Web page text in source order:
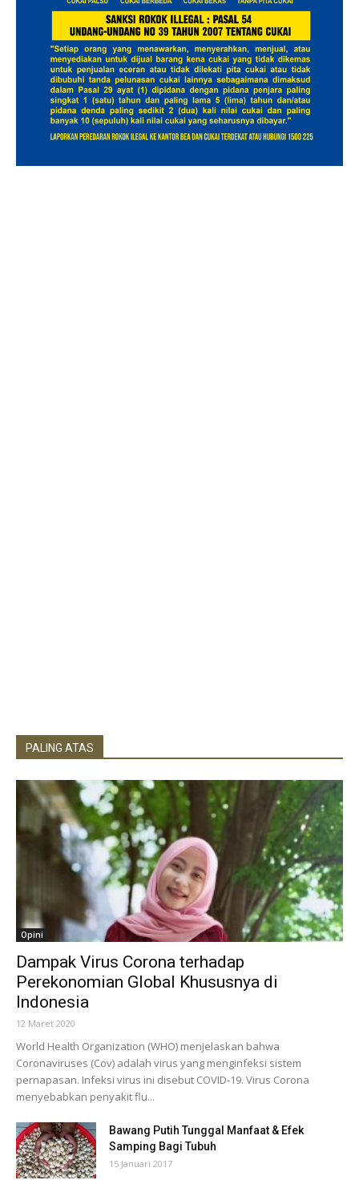
PALING ATAS
Opini
Dampak Virus Corona terhadap
Perekonomian Global Khususnya di
Indonesia
12 Maret 2020
World Health Organization (WHO) menjelaskan bahwa
Coronaviruses (Cov) adalah virus yang menginfeksi sistem
pernapasan. Infeksi virus ini disebut COVID-19. Virus Corona
menyebabkan penyakit flu...
Bawang Putih Tunggal Manfaat & Efek
Samping Bagi Tubuh
15 Januari 2017